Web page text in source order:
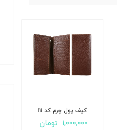
کیف پول چرم کد ۱۱۱
۱,۰۰۰,۰۰۰ تومان